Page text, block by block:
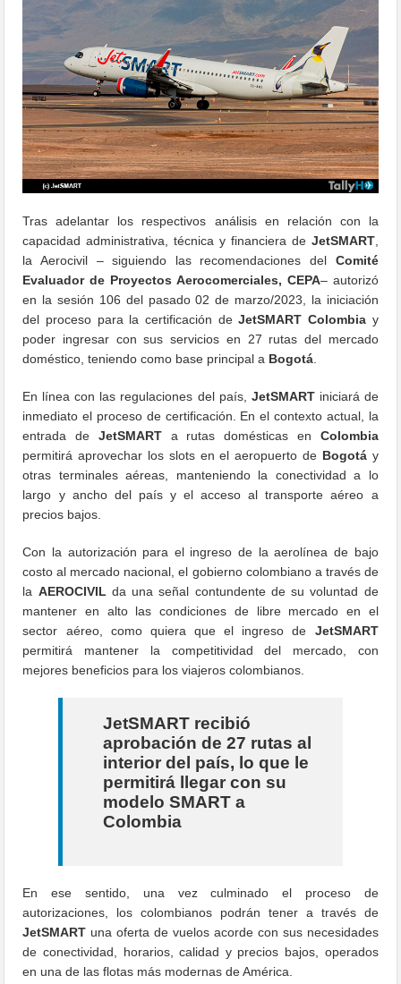
Tras adelantar los respectivos análisis en relación con la
capacidad administrativa, técnica y financiera de JetSMART,
la Aerocivil – siguiendo las recomendaciones del Comité
Evaluador de Proyectos Aerocomerciales, CEPA– autorizó
en la sesión 106 del pasado 02 de marzo/2023, la iniciación
del proceso para la certificación deJetSMART Colombiay
poder ingresar con sus servicios en 27 rutas del mercado
doméstico, teniendo como base principal a Bogotá
En línea con las regulaciones del país, JetSMARTiniciará de
inmediato el proceso de certificación. En el contexto actual, la
entrada de JetSMARTa rutas domésticas en Colombia
permitirá aprovechar los slots en el aeropuerto de Bogotáy
otras terminales aéreas, manteniendo la conectividad a lo
largo y ancho del país y el acceso al transporte aéreo a
precios bajos.
Con la autorización para el ingreso de la aerolínea de bajo
costo al mercado nacional, el gobierno colombiano a través de
la AEROCIVIL da una señal contundente de su voluntad de
mantener en alto las condiciones de libre mercado en el
sector aéreo, como quiera que el ingreso de JetSMART
permitirá mantener la competitividad del mercado, con
mejores beneficios para los viajeros colombianos.
JetSMART recibió
aprobación de 27 rutas al
interior del país, lo que le
permitirá llegar con su
modelo SMART a
Colombia
En ese sentido, una vez culminado el proceso de
autorizaciones, los colombianos podrán tener a través de
JetSMART una oferta de vuelos acorde con sus necesidades
de conectividad, horarios, calidad y precios bajos, operados
en una de las flotas más modernas de América.